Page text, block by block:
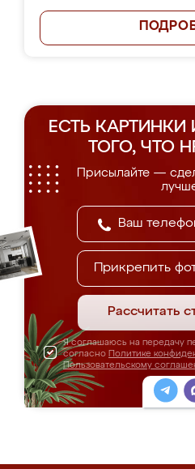
ЕСТЬ КАРТИНКИ
ТОГО, ЧТО
Присылайте —
Прикрепить
Рассчитать
Я соглашаюсь на передачу
согласно Политике
Пользовательскому